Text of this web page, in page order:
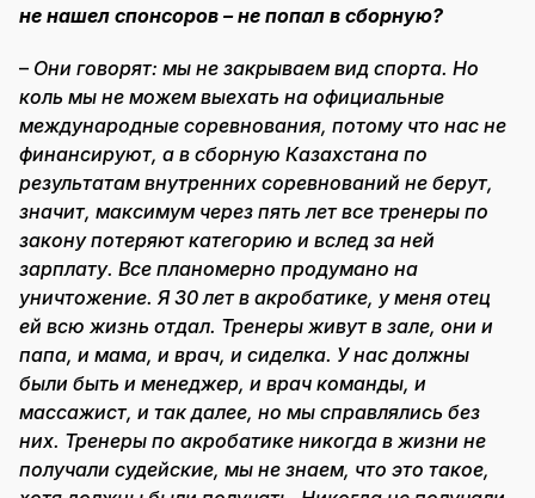
не нашел спонсоров – не попал в сборную?
– Они говорят: мы не закрываем вид спорта. Но
коль мы не можем выехать на официальные
международные соревнования, потому что нас не
финансируют, а в сборную Казахстана по
результатам внутренних соревнований не берут,
значит, максимум через пять лет все тренеры по
закону потеряют категорию и вслед за ней
зарплату. Все планомерно продумано на
уничтожение. Я 30 лет в акробатике, у меня отец
ей всю жизнь отдал. Тренеры живут в зале, они и
папа, и мама, и врач, и сиделка. У нас должны
были быть и менеджер, и врач команды, и
массажист, и так далее, но мы справлялись без
них. Тренеры по акробатике никогда в жизни не
получали судейские, мы не знаем, что это такое,